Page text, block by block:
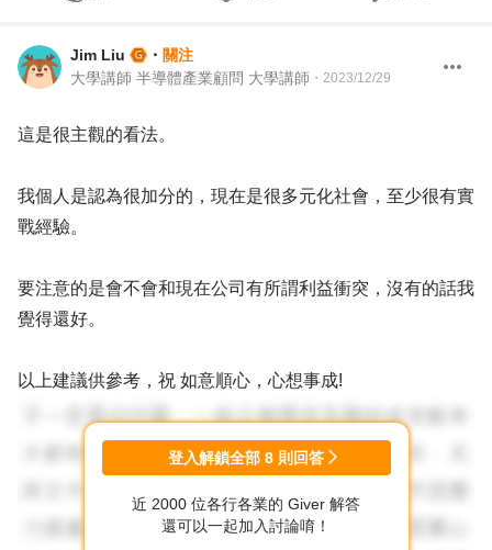
Jim Liu ・ 關注
大學講師 半導體產業顧問 大學講師 ・ 2023/12/29
這是很主觀的看法。
我個人是認為很加分的，現在是很多元化社會，至少很有實
戰經驗。
要注意的是會不會和現在公司有所謂利益衝突，沒有的話我
覺得還好。
以上建議供參考，祝 如意順心，心想事成!
登入解鎖全部 8 則回答
近 2000 位各行各業的 Giver 解答
還可以一起加入討論唷！